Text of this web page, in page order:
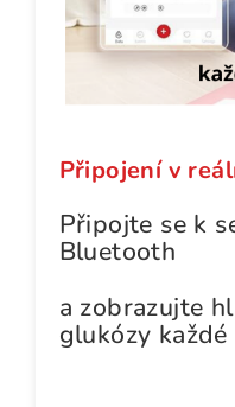
Připojení v
Připojte se k
Bluetooth
a zobrazujte
glukózy